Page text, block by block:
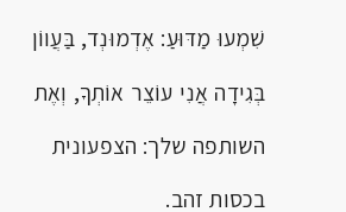
שִׁמְעוּ מַדּוּעַ: אֶדְמוּנְד, בַּעֲווֹן
בְּגִידָה אֲנִי עוֹצֵר אוֹתְךָ, וְאֶת
השותפה שלך: הצפעונית
בכסות זהב.